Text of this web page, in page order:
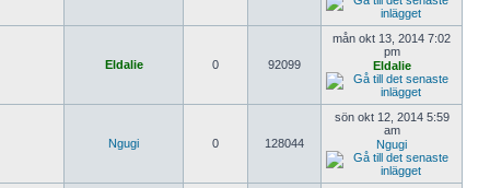
Eldalie 0 92099
mån okt 13, 2014 7:02
pm
Eldalie
Ngugi 0 128044
sön okt 12, 2014 5:59
am
Ngugi